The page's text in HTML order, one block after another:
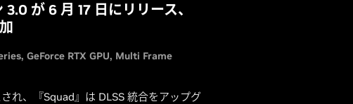
が 6 月 17 日にリリース、
GeForce RTX GPU Multi Frame
れ、『Squad』は DLSS 統合をアップグ